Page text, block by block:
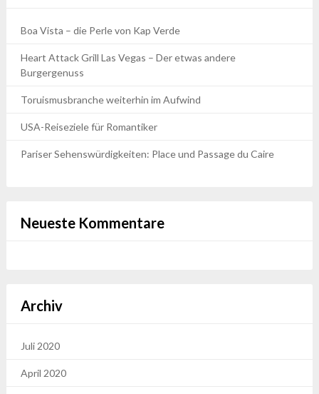
Boa Vista – die Perle von Kap Verde
Heart Attack Grill Las Vegas – Der etwas andere
Burgergenuss
Toruismusbranche weiterhin im Aufwind
USA-Reiseziele für Romantiker
Pariser Sehenswürdigkeiten: Place und Passage du Caire
Neueste Kommentare
Archiv
Juli 2020
April 2020